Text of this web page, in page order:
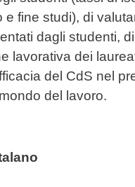
e fine studi), di
dagli studenti,
lavorativa dei
del CdS nel
del lavoro.